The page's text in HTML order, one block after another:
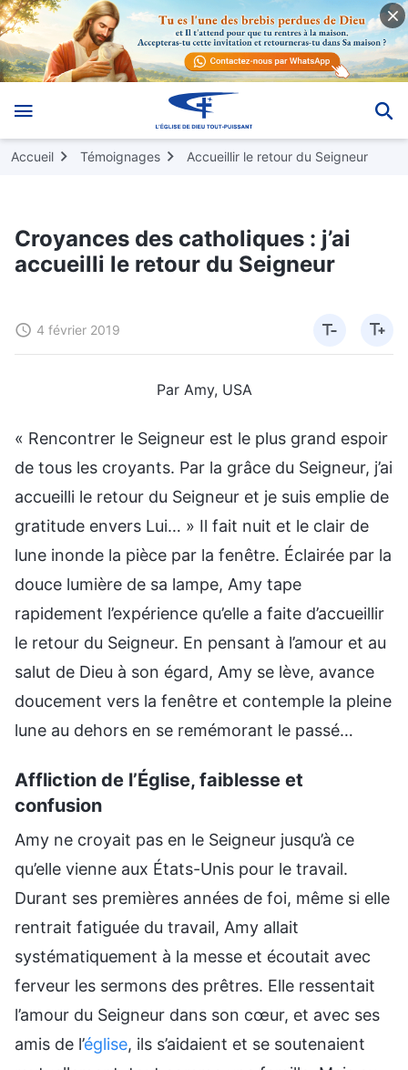
Accueil Témoignages Accueillir le retour du Seigneur
Croyances des catholiques : j’ai
accueilli le retour du Seigneur
4 février 2019
Par Amy, USA
« Rencontrer le Seigneur est le plus grand espoir
de tous les croyants. Par la grâce du Seigneur, j’ai
accueilli le retour du Seigneur et je suis emplie de
gratitude envers Lui… » Il fait nuit et le clair de
lune inonde la pièce par la fenêtre. Éclairée par la
douce lumière de sa lampe, Amy tape
rapidement l’expérience qu’elle a faite d’accueillir
le retour du Seigneur. En pensant à l’amour et au
salut de Dieu à son égard, Amy se lève, avance
doucement vers la fenêtre et contemple la pleine
lune au dehors en se remémorant le passé…
Affliction de l’Église, faiblesse et
confusion
Amy ne croyait pas en le Seigneur jusqu’à ce
qu’elle vienne aux États-Unis pour le travail.
Durant ses premières années de foi, même si elle
rentrait fatiguée du travail, Amy allait
systématiquement à la messe et écoutait avec
ferveur les sermons des prêtres. Elle ressentait
l’amour du Seigneur dans son cœur, et avec ses
amis de l’église, ils s’aidaient et se soutenaient